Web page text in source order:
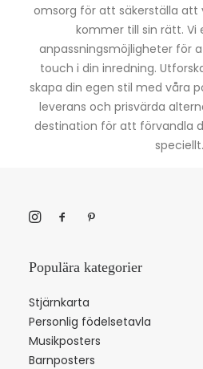
omsorg för att säkerställa att
kommer till sin rätt. Vi
anpassningsmöjligheter för
touch i din inredning.
skapa din egen stil med våra
leverans och prisvärda
destination för att förvandla
speciellt.
Populära kategorier
Stjärnkarta
Personlig födelsetavla
Musikposters
Barnposters